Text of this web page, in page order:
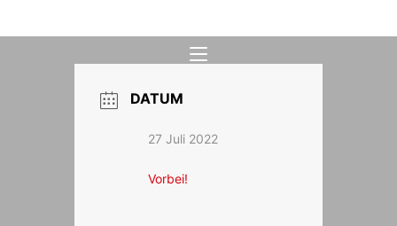
Inhalt
DATUM
27 Juli 2022
Vorbei!